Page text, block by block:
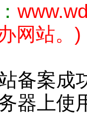
网站。)
备案成
器上使